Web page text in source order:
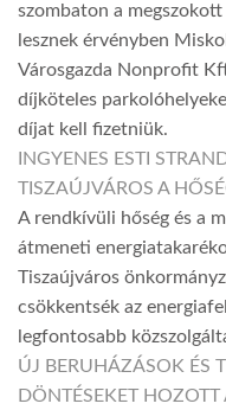
szombaton a
lesznek érvényben
Városgazda Nonprofit
díjköteles
díjat kell fizetniük.
INGYENES ESTI
TISZAÚJVÁROS A
A rendkívüli hőség és a
átmeneti
Tiszaújváros
csökkentsék az
legfontosabb
ÚJ BERUHÁZÁSOK ÉS
DÖNTÉSEKET HOZOTT